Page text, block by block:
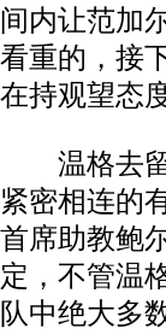
间内让范加
看重的，接
在持观望态度
温格去留
紧密相连的
首席助教鲍
定，不管温
队中绝大多